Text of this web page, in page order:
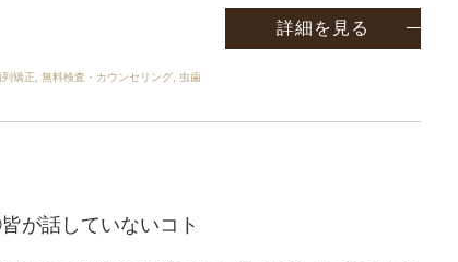
詳細を見る
列矯正 無料検査・カウンセリング 虫歯
が話していないコト